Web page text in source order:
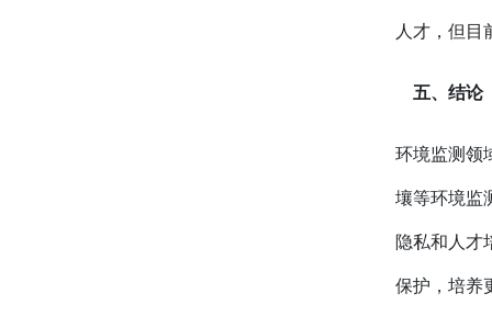
人才，但目
五、结论
环境监测领
壤等环境监
隐私和人才
保护，培养